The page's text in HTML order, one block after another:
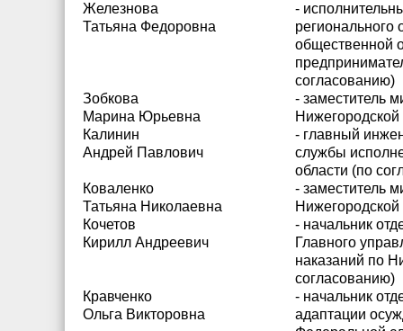
Железнова
Татьяна Федоровна
-
регионального
общественной
согласованию)
Зобкова
Марина Юрьевна
- заместитель
Нижегородской
Калинин
Андрей Павлович
- главный
службы
области (по
Коваленко
Татьяна Николаевна
- заместитель
Нижегородской
Кочетов
Кирилл Андреевич
- начальник
Главного
наказаний по
согласованию)
Кравченко
Ольга Викторовна
- начальник
адаптации